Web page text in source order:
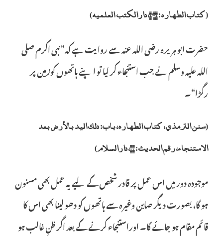
(کتاب الطہارہ: ۱/۳۱، دارالکتب العلمیہ)
حضرت ابو ہریرہ رضی اللہ عنہ سے روایت ہے کہ” نبی اکرم صلی
اللہ علیہ وسلم نے جب استنجاء کر لیا تو اپنے ہاتھوں کوزمین پر
رگڑا“۔
(سنن الترمذي، کتاب الطھارہ، باب: دلک الید بالأرض بعد
الاستنجاء، رقم الحدیث: ۵۰، دارالسلام)
موجودہ دور میں اس عمل پر قادر شخص کے لیے یہ عمل بھی مسنون
ہو گا، بصورت دیگر صابن وغیرہ سے ہاتھوں کو دھو لینا بھی اس کا
قائم مقام ہو جائے گا۔ اوراستنجاء کرنے کے بعد اگر ظنِ غالب ہو